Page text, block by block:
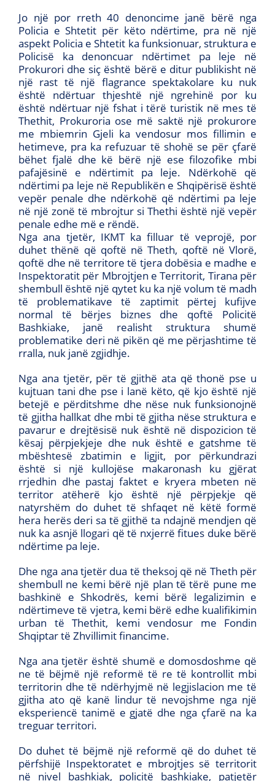
Jo një por rreth 40 denoncime janë bërë nga
Policia e Shtetit për këto ndërtime, pra në një
aspekt Policia e Shtetit ka funksionuar, struktura e
Policisë ka denoncuar ndërtimet pa leje në
Prokurori dhe siç është bërë e ditur publikisht në
një rast të një flagrance spektakolare ku nuk
është ndërtuar thjeshtë një ngrehinë por ku
është ndërtuar një fshat i tërë turistik në mes të
Thethit, Prokuroria ose më saktë një prokurore
me mbiemrin Gjeli ka vendosur mos fillimin e
hetimeve, pra ka refuzuar të shohë se për çfarë
bëhet fjalë dhe kë bërë një ese filozofike mbi
pafajësinë e ndërtimit pa leje. Ndërkohë që
ndërtimi pa leje në Republikën e Shqipërisë është
vepër penale dhe ndërkohë që ndërtimi pa leje
në një zonë të mbrojtur si Thethi është një vepër
penale edhe më e rëndë.
Nga ana tjetër, IKMT ka filluar të veprojë, por
duhet thënë që qoftë në Theth, qoftë në Vlorë,
qoftë dhe në territore të tjera dobësia e madhe e
Inspektoratit për Mbrojtjen e Territorit, Tirana për
shembull është një qytet ku ka një volum të madh
të problematikave të zaptimit përtej kufijve
normal të bërjes biznes dhe qoftë Policitë
Bashkiake, janë realisht struktura shumë
problematike deri në pikën që me përjashtime të
rralla, nuk janë zgjidhje.
Nga ana tjetër, për të gjithë ata që thonë pse u
kujtuan tani dhe pse i lanë këto, që kjo është një
betejë e përditshme dhe nëse nuk funksionojnë
të gjitha hallkat dhe mbi të gjitha nëse struktura e
pavarur e drejtësisë nuk është në dispozicion të
kësaj përpjekjeje dhe nuk është e gatshme të
mbështesë zbatimin e ligjit, por përkundrazi
është si një kullojëse makaronash ku gjërat
rrjedhin dhe pastaj faktet e kryera mbeten në
territor atëherë kjo është një përpjekje që
natyrshëm do duhet të shfaqet në këtë formë
hera herës deri sa të gjithë ta ndajnë mendjen që
nuk ka asnjë llogari që të nxjerrë fitues duke bërë
ndërtime pa leje.
Dhe nga ana tjetër dua të theksoj që në Theth për
shembull ne kemi bërë një plan të tërë pune me
bashkinë e Shkodrës, kemi bërë legalizimin e
ndërtimeve të vjetra, kemi bërë edhe kualifikimin
urban të Thethit, kemi vendosur me Fondin
Shqiptar të Zhvillimit financime.
Nga ana tjetër është shumë e domosdoshme që
ne të bëjmë një reformë të re të kontrollit mbi
territorin dhe të ndërhyjmë në legjislacion me të
gjitha ato që kanë lindur të nevojshme nga një
eksperiencë tanimë e gjatë dhe nga çfarë na ka
treguar territori.
Do duhet të bëjmë një reformë që do duhet të
përfshijë Inspektoratet e mbrojtjes së territorit
në nivel bashkiak, policitë bashkiake, patjetër